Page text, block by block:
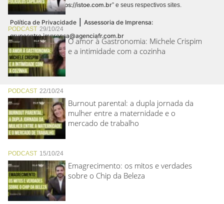
PODCAST 29/10/24
O amor à Gastronomia: Michele Crispim
e a intimidade com a cozinha
PODCAST 22/10/24
Burnout parental: a dupla jornada da
mulher entre a maternidade e o
mercado de trabalho
PODCAST 15/10/24
Emagrecimento: os mitos e verdades
sobre o Chip da Beleza
conteúdo digital “https://istoe.com.br” e seus respectivos sites.
Política de Privacidade | Assessoria de Imprensa:
grupoentre.imprensa@agenciafr.com.br